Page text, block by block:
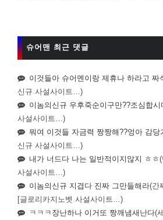
슈어맨 최근 댓글
이것들아 슈어멘이랑 제휴나 하라고 짜
신규 사설사이트…)
이놈의신규 우후죽순이구만??조심합시
사설사이트…)
뭐여 이것들 자금력 짱짱해??엉아 감당
신규 사설사이트…)
내가 너드다 나는 일반적이지않지 ㅎㅎ
사설사이트…)
이놈의신규 지겹다 진짜 그만들해라(간
[글로리카지노벳 사설사이트…)
ㅋㅋㅋ장난하나 이거또 짱깨냄새난다(